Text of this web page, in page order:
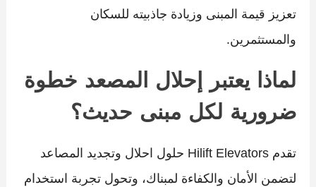
تعزيز قيمة المبنى وزيادة جاذبيته للسكان
والمستثمرين.
لماذا يعتبر إحلال المصعد خطوة
ضرورية لكل مبنى حديث؟
تقدم Hilift Elevators حلول احلال وتجديد المصاعد
لتضمن الأمان والكفاءة لمبناك، وتحول تجربة استخدام